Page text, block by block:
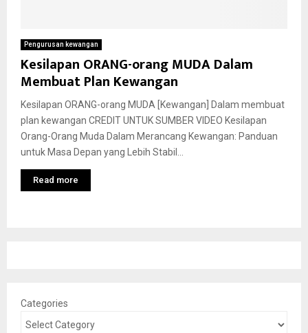
Pengurusan kewangan
Kesilapan ORANG-orang MUDA Dalam
Membuat Plan Kewangan
Kesilapan ORANG-orang MUDA [Kewangan] Dalam membuat
plan kewangan CREDIT UNTUK SUMBER VIDEO Kesilapan
Orang-Orang Muda Dalam Merancang Kewangan: Panduan
untuk Masa Depan yang Lebih Stabil...
Read more
Categories